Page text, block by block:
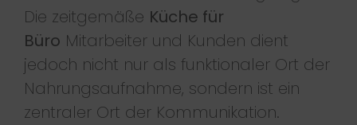
Die zeitgemäße Küche für
Büro Mitarbeiter und Kunden dient
jedoch nicht nur als funktionaler Ort der
Nahrungsaufnahme, sondern ist ein
zentraler Ort der Kommunikation.